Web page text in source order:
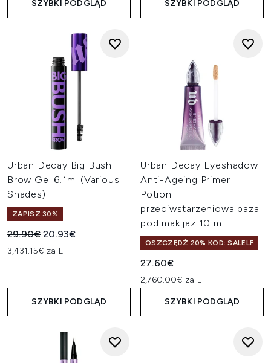
SZYBKI PODGLĄD SZYBKI PODGLĄD
Urban Decay Big Bush
Brow Gel 6.1ml (Various
Shades)
ZAPISZ 30%
Sugerowana cena detaliczna:
29.90€Aktualna cena:
20.93€
3,431.15€ za L
SZYBKI PODGLĄD
Urban Decay Eyeshadow
Anti-Ageing Primer
Potion
przeciwstarzeniowa baza
pod makijaż 10 ml
OSZCZĘDŹ 20% KOD: SALELF
27.60€
2,760.00€ za L
SZYBKI PODGLĄD